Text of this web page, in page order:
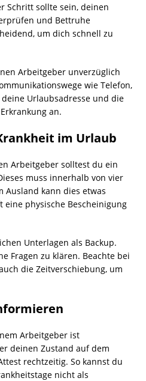
Schritt sollte sein, deinen
und Bettruhe
um dich schnell zu
Arbeitgeber unverzüglich
wie Telefon,
Urlaubsadresse und die
an.
im Urlaub
Arbeitgeber solltest du ein
muss innerhalb von vier
Ausland kann dies etwas
physische Bescheinigung
Unterlagen als Backup.
Fragen zu klären. Beachte bei
die Zeitverschiebung, um
Arbeitgeber ist
deinen Zustand auf dem
rechtzeitig. So kannst du
nicht als